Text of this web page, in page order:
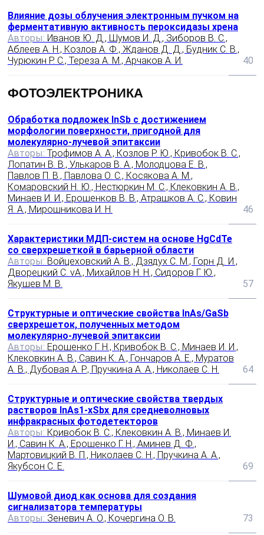
Влияние дозы облучения электронным пучком на
ферментативную активность пероксидазы хрена
Авторы: Иванов Ю. Д., Шумов И. Д., Зиборов В. С.,
Аблеев А. Н., Козлов А. Ф., Жданов Д. Д., Будник С. В.,
Чурюкин Р. С., Тереза А. М., Арчаков А. И.
40
ФОТОЭЛЕКТРОНИКА
Обработка подложек InSb с достижением
морфологии поверхности, пригодной для
молекулярно‑лучевой эпитаксии
Авторы: Трофимов А. А., Козлов Р. Ю., Кривобок В. С.,
Лопатин В. В., Улькаров В. А., Молодцова Е. В.,
Павлов П. В., Павлова О. С., Косякова А. М.,
Комаровский Н. Ю., Нестюркин М. С., Клековкин А. В.,
Минаев И. И., Ерошенков В. В., Атрашков А. С., Ковин
Я. А., Мирошникова И. Н.
46
Характеристики МДП-систем на основе HgCdTe
со сверхрешеткой в барьерной области
Авторы: Войцеховский А. В., Дзядух С. М., Горн Д. И.,
Дворецкий С. vА., Михайлов Н. Н., Сидоров Г. Ю.,
Якушев М. В.
57
Структурные и оптические свойства InAs/GaSb
сверхрешеток, полученных методом
молекулярно‑лучевой эпитаксии
Авторы: Ерошенко Г. Н., Кривобок В. С., Минаев И. И.,
Клековкин А. В., Савин К. А., Гончаров А. Е., Муратов
А. В., Дубовая А. Р., Пручкина А. А., Николаев С. Н.
64
Структурные и оптические свойства твердых
растворов InAs1‑xSbx для средневолновых
инфракрасных фотодетекторов
Авторы: Кривобок В. С., Клековкин А. В., Минаев И.
И., Савин К. А., Ерошенко Г. Н., Аминев Д. Ф.,
Мартовицкий В. П., Николаев С. Н., Пручкина А. А.,
Якубсон С. Е.
69
Шумовой диод как основа для создания
сигнализатора температуры
Авторы: Зеневич А. О., Кочергина О. В. 73